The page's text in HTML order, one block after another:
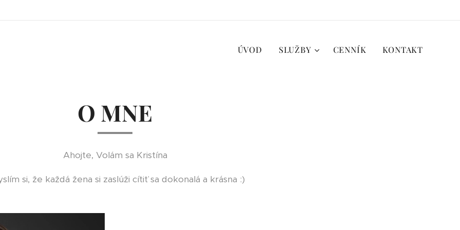
ÚVOD SLUŽBY CENNÍK KONTAKT
O MNE
Ahojte, Volám sa Kristína
si, že každá žena si zaslúži cítiť sa dokonalá a krásna :)